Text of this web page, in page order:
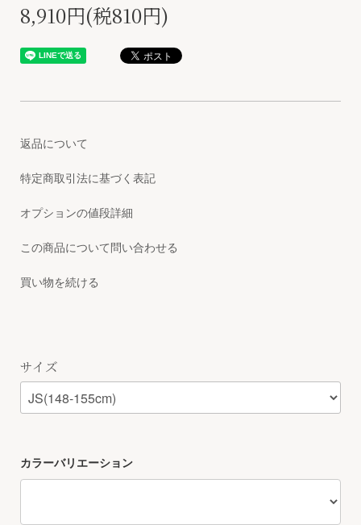
8,910円(税810円)
返品について
特定商取引法に基づく表記
オプションの値段詳細
この商品について問い合わせる
買い物を続ける
サイズ
カラーバリエーション